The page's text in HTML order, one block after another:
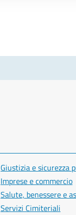
Giustizia e sicurezza
Imprese e commercio
Salute, benessere e
Servizi Cimiteriali